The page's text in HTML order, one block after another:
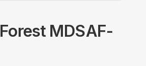
Forest MDSAF-